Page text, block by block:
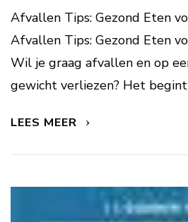
Afvallen Tips: Gezond Eten
Afvallen Tips: Gezond Eten
Wil je graag afvallen en op
gewicht verliezen? Het
LEES MEER